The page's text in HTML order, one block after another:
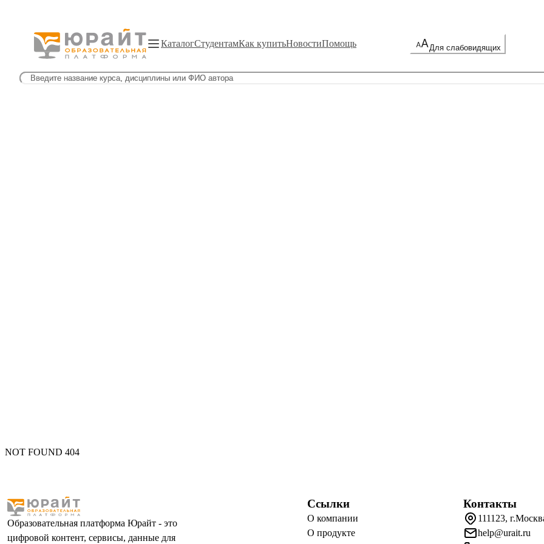
КаталогСтудентамКак купитьНовостиПомощь Для слабовидящих
NOT FOUND 404
Образовательная платформа Юрайт - это
цифровой контент, сервисы, данные для
Ссылки
О компании
О продукте
Контакты
111123,
help@urait.ru